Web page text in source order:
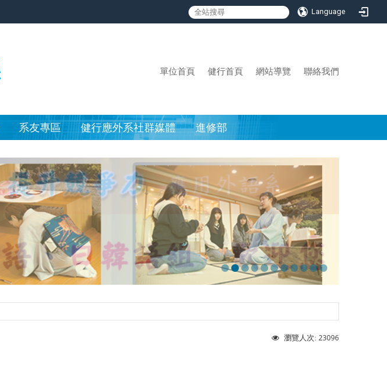
Language
單位首頁 健行首頁 網站導覽 聯絡我們
系友專區 健行應外系社群媒體 進修部
瀏覽人次: 23096